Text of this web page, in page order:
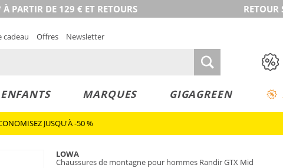
PARTIR DE 129 € ET RETOURS RETOUR
cadeau Offres Newsletter
ENFANTS MARQUES GIGAGREEN
JUSQU'À -50 %
LOWA
Chaussures de montagne pour hommes Randir GTX Mid